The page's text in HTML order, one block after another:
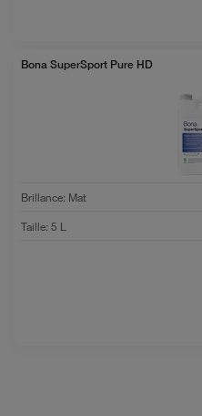
Bona SuperSport Pure HD
Brillance: Mat
Taille:5 L